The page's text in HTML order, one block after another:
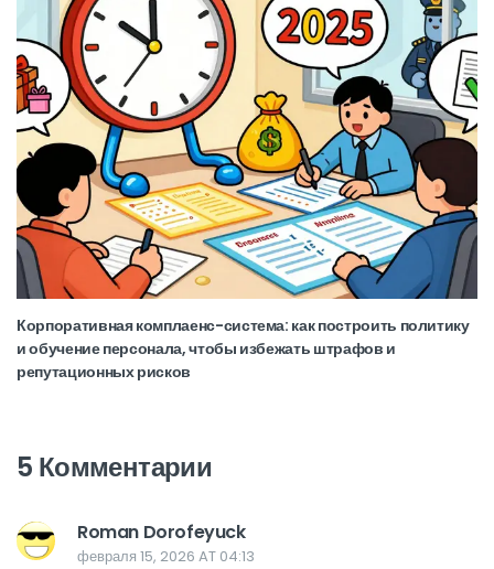
Корпоративная комплаенс-система: как построить политику
и обучение персонала, чтобы избежать штрафов и
репутационных рисков
5 Комментарии
Roman Dorofeyuck
февраля 15, 2026 AT 04:13